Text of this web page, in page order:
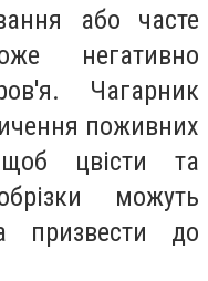
або часте
негативно
Чагарник
поживних
цвісти та
можуть
призвести до